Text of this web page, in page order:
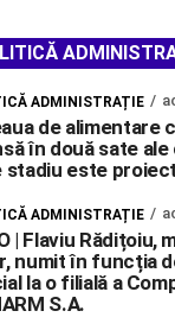
ADMINISTRAȚIE
de alimentare
în două sate ale
stadiu este
ADMINISTRAȚIE
| Flaviu Rădițoiu,
numit în funcția
la o filială a
S.A.